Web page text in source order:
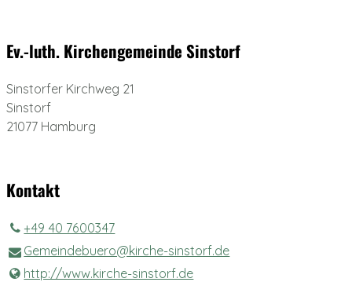
Ev.-luth. Kirchengemeinde Sinstorf
Sinstorfer Kirchweg 21
Sinstorf
21077 Hamburg
Kontakt
+49 40 7600347
Gemeindebuero@​kirche-sinstorf.​de
http://www.​kirche-sinstorf.​de